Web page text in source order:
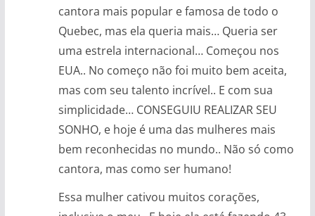
cantora mais popular e famosa de todo o
Quebec, mas ela queria mais… Queria ser
uma estrela internacional… Começou nos
EUA.. No começo não foi muito bem aceita,
mas com seu talento incrível.. E com sua
simplicidade… CONSEGUIU REALIZAR SEU
SONHO, e hoje é uma das mulheres mais
bem reconhecidas no mundo.. Não só como
cantora, mas como ser humano!
Essa mulher cativou muitos corações,